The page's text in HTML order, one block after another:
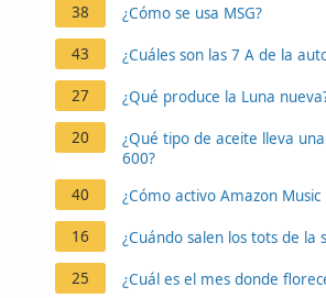
38 ¿Cómo se usa MSG?
43 ¿Cuáles son las 7 A de la
27 ¿Qué produce la Luna
20
¿Qué tipo de aceite lleva una
600?
40
¿Cómo activo Amazon
16 ¿Cuándo salen los tots de la
25 ¿Cuál es el mes donde